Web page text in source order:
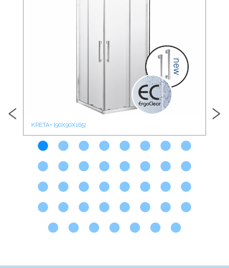
KRETA+ [90X90X165]
‹ ›